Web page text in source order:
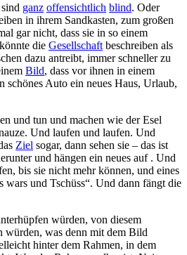
sind ganz offensichtlich blind. Oder
in ihrem Sandkasten, zum großen
gar nicht, dass sie in so einem
die Gesellschaft beschreiben als
dazu antreibt, immer schneller zu
Bild, dass vor ihnen in einem
schönes Auto ein neues Haus, Urlaub,
und tun und machen wie der Esel
Und laufen und laufen. Und
Ziel sogar, dann sehen sie – das ist
und hängen ein neues auf . Und
bis sie nicht mehr können, und eines
wars und Tschüss“. Und dann fängt die
würden, von diesem
würden, was denn mit dem Bild
hinter dem Rahmen, in dem